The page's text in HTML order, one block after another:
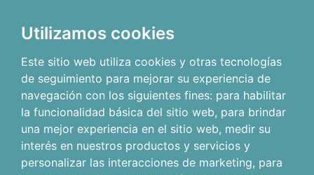
Utilizamos cookies
Este sitio web utiliza cookies y otras tecnologías
de seguimiento para mejorar su experiencia de
navegación con los siguientes fines: para habilitar
la funcionalidad básica del sitio web, para brindar
una mejor experiencia en el sitio web, medir su
interés en nuestros productos y servicios y
personalizar las interacciones de marketing, para